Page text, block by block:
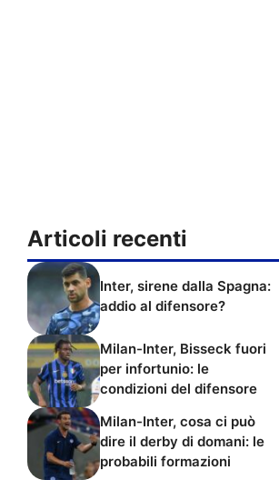
Articoli recenti
Inter, sirene dalla Spagna:
addio al difensore?
Milan-Inter, Bisseck fuori
per infortunio: le
condizioni del difensore
Milan-Inter, cosa ci può
dire il derby di domani: le
probabili formazioni